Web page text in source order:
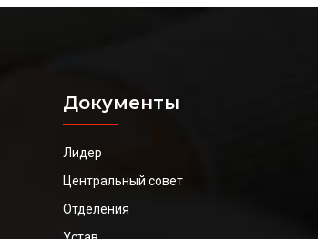
Документы
Лидер
Центральный совет
Отделения